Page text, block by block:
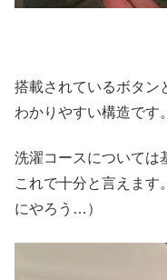
搭載されているボタン
わかりやすい構造です。
洗濯コースについては
これで十分と言えます
にやろう…）